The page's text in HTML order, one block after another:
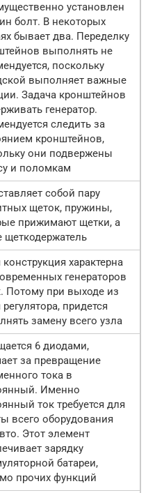
установлен
болт. В некоторых
бывает два. Переделку
выполнять не
поскольку
выполняет важные
Задача кронштейнов
генератор.
следить за
кронштейнов,
они подвержены
и поломкам
собой пару
щеток, пружины,
прижимают щетки, а
щеткодержатель
конструкция характерна
генераторов
Потому при выходе из
регулятора, придется
замену всего узла
6 диодами,
за превращение
тока в
Именно
ток требуется для
всего оборудования
Этот элемент
зарядку
батареи,
прочих функций